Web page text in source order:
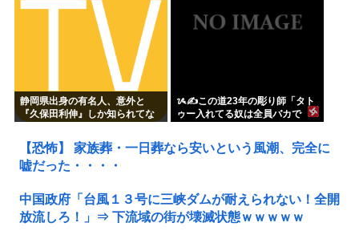
静岡県出身の有名人、意外と
『久保田利伸』しか知られてな
ᝰ✍この道23年の彫り師「タト
ゥー入れてる奴は全員バカで
【恐怖】 家族葬・一日葬なら安いという風潮、完全に
嘘だった・・・・
中国政府「台風１３号に三峡ダムが耐えられない！全開
放流しろ！」⇒ 下流域の街が壊滅状態ｗｗｗｗｗ